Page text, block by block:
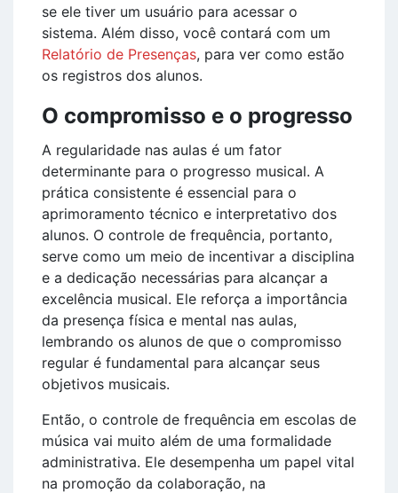
se ele tiver um usuário para acessar o
sistema. Além disso, você contará com um
Relatório de Presenças, para ver como estão
os registros dos alunos.
O compromisso e o progresso
A regularidade nas aulas é um fator
determinante para o progresso musical. A
prática consistente é essencial para o
aprimoramento técnico e interpretativo dos
alunos. O controle de frequência, portanto,
serve como um meio de incentivar a disciplina
e a dedicação necessárias para alcançar a
excelência musical. Ele reforça a importância
da presença física e mental nas aulas,
lembrando os alunos de que o compromisso
regular é fundamental para alcançar seus
objetivos musicais.
Então, o controle de frequência em escolas de
música vai muito além de uma formalidade
administrativa. Ele desempenha um papel vital
na promoção da colaboração, na